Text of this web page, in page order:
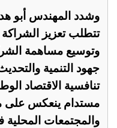
وشدد المهندس أبو
تتطلب تعزيز
وتوسيع مساهمة
جهود التنمية
تنافسية الاقتصاد
مستدام ينعكس على
والمجتمعات المحلية